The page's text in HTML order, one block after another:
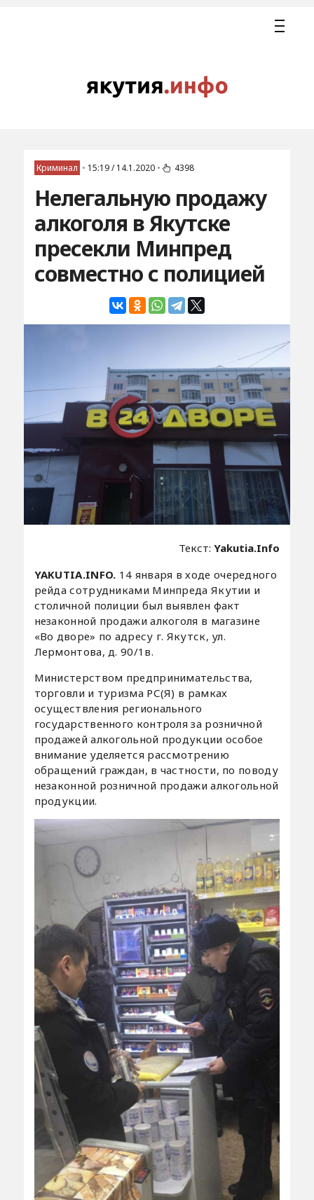
Криминал • 15:19 / 14.1.2020 • 4398
Нелегальную продажу
алкоголя в Якутске
пресекли Минпред
совместно с полицией
Текст:Yakutia.Info
YAKUTIA.INFO. 14 января в ходе очередного
рейда сотрудниками Минпреда Якутии и
столичной полиции был выявлен факт
незаконной продажи алкоголя в магазине
«Во дворе» по адресу г. Якутск, ул.
Лермонтова, д. 90/1в.
Министерством предпринимательства,
торговли и туризма РС(Я) в рамках
осуществления регионального
государственного контроля за розничной
продажей алкогольной продукции особое
внимание уделяется рассмотрению
обращений граждан, в частности, по поводу
незаконной розничной продажи алкогольной
продукции.